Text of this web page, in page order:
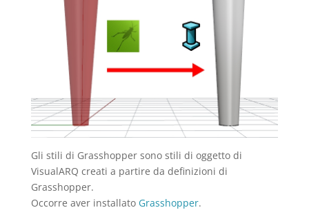
Gli stili di Grasshopper sono stili di oggetto di
VisualARQ creati a partire da definizioni di
Grasshopper.
Occorre aver installato Grasshopper.